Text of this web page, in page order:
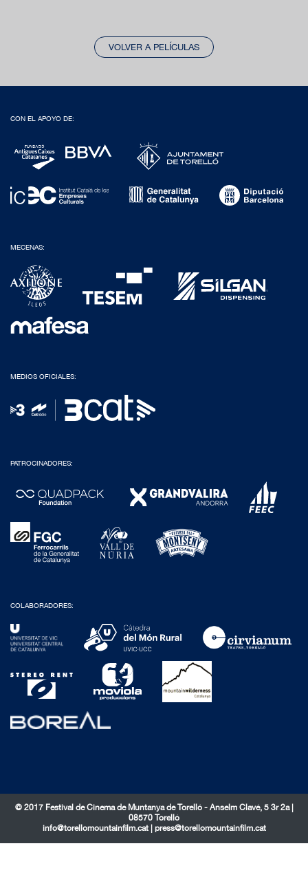
VOLVER A PELÍCULAS
CON EL APOYO DE:
MECENAS:
MEDIOS OFICIALES:
PATROCINADORES:
COLABORADORES:
© 2017 Festival de Cinema de Muntanya de Torelló - Anselm Clavé, 5 3r 2a |
08570 Torelló
info@torellomountainfilm.cat
press@torellomountainfilm.cat